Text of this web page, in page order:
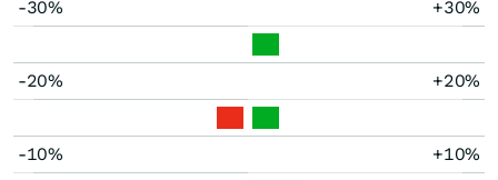
-30% +30%
-20% +20%
-10% +10%